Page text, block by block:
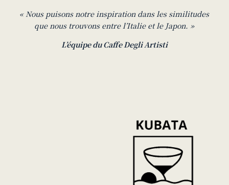
« Nous puisons notre inspiration dans les similitudes
que nous trouvons entre l’Italie et le Japon. »
L’équipe du Caffe Degli Artisti